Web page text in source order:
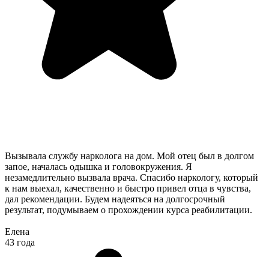
Вызывала службу нарколога на дом. Мой отец был в долгом
запое, началась одышка и головокружения. Я
незамедлительно вызвала врача. Спасибо наркологу, который
к нам выехал, качественно и быстро привел отца в чувства,
дал рекомендации. Будем надеяться на долгосрочный
результат, подумываем о прохождении курса реабилитации.
Елена
43 года